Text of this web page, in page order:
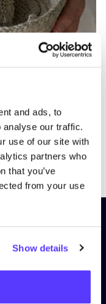
and ads, to
analyse our traffic.
use of our site with
partners who
that you’ve
from your use
Show details
PreviousNext